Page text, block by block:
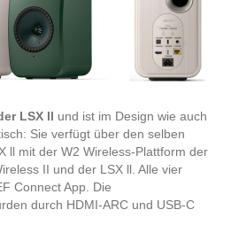
LSX ll und ist im Design wie auch
Sie verfügt über den selben
ll mit der W2 Wireless-Plattform der
II und der LSX ll. Alle vier
Connect App. Die
durch HDMI-ARC und USB-C